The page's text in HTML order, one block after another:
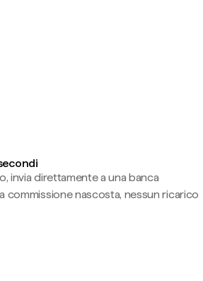
invia direttamente a una banca
commissione nascosta, nessun ricarico